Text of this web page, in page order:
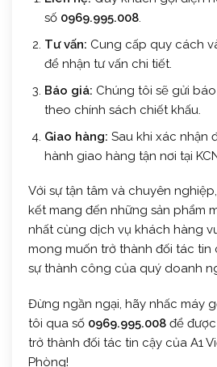
số 0969.995.008.
Tư vấn: Cung cấp quy cách
để nhận tư vấn chi tiết.
Báo giá: Chúng tôi sẽ gửi
theo chính sách chiết khấu.
Giao hàng: Sau khi xác nhận
hành giao hàng tận nơi tại
Với sự tận tâm và chuyên
kết mang đến những sản phẩm
nhất cùng dịch vụ khách hàng
mong muốn trở thành đối tác tin
sự thành công của quý doanh
Đừng ngần ngại, hãy nhấc máy
tôi qua số 0969.995.008 để
trở thành đối tác tin cậy của A1
Phòng!